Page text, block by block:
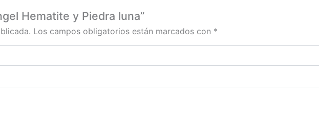
Hematite y Piedra luna”
Los campos obligatorios están marcados con *